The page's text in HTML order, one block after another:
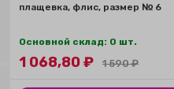
плащевка, флис, размер № 6
Основной склад: 0 шт.
1 068,80₽ 1 590₽